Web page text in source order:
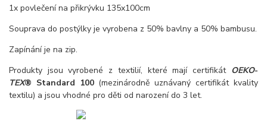
1x povlečení na přikrývku 135x100cm
Souprava do postýlky je vyrobena z 50% bavlny a 50% bambusu.
Zapínání je na zip.
Produkty jsou vyrobené z textilií, které mají certifikát OEKO-
TEX® Standard 100(mezinárodně uznávaný certifikát kvality
textilu) a jsou vhodné pro děti od narození do 3 let.